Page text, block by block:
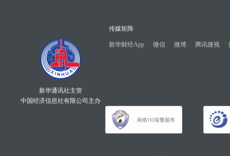
新华通讯社主管
中国经济信息社有限公司主办
传媒矩阵
新华财经App 微信 微博 腾讯微视